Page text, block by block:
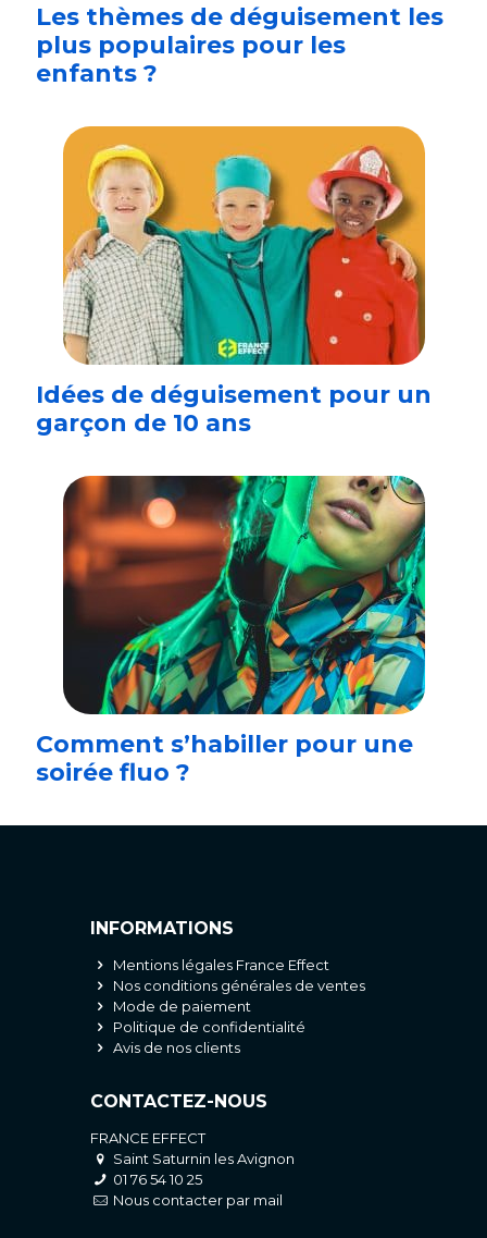
Les thèmes de déguisement les
plus populaires pour les
enfants ?
Idées de déguisement pour un
garçon de 10 ans
Comment s’habiller pour une
soirée fluo ?
INFORMATIONS
Mentions légales France Effect
Nos conditions générales de ventes
Mode de paiement
Politique de confidentialité
Avis de nos clients
CONTACTEZ-NOUS
FRANCE EFFECT
Saint Saturnin les Avignon
01 76 54 10 25
Nous contacter par mail